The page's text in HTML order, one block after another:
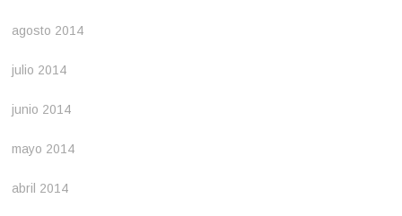
agosto 2014
julio 2014
junio 2014
mayo 2014
abril 2014